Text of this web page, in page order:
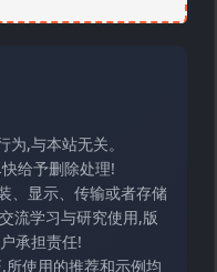
,与本站无关。
给予删除处理!
、显示、传输或者存储
流学习与研究使用,版
承担责任!
使用的推荐和示例均